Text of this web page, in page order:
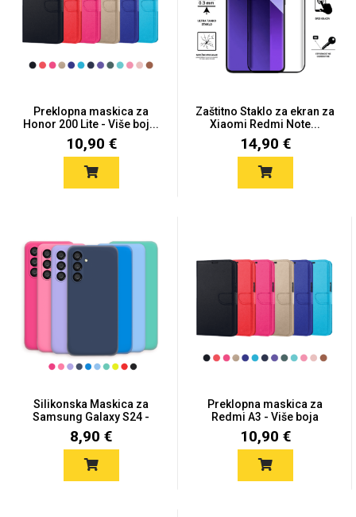
Preklopna maskica za
Honor 200 Lite - Više boj...
10,90 €
Zaštitno Staklo za ekran za
Xiaomi Redmi Note...
14,90 €
Silikonska Maskica za
Samsung Galaxy S24 -
Viš...
8,90 €
Preklopna maskica za
Redmi A3 - Više boja
10,90 €